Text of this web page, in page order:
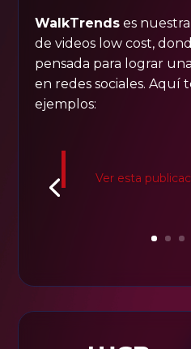
WalkTrends es
de videos low cost,
pensada para lograr
en redes sociales. Aquí
ejemplos:
Ver esta